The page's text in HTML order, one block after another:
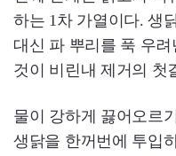
하는 1차 가열이다. 생
대신 파 뿌리를 푹 우
것이 비린내 제거의 첫
물이 강하게 끓어오르
생닭을 한꺼번에 투입